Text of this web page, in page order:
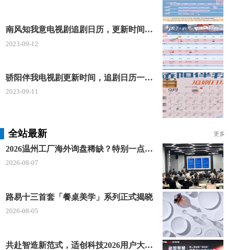
南风知我意电视剧追剧日历，更新时间一览表
2023-09-12
骄阳伴我电视剧更新时间，追剧日历一览表
2023-09-11
全站最新 更多
2026温州工厂海外询盘稀缺？特别一点AI 短视频引流 + 麦穗智能获客谷歌定制独立站双渠道拓客！
2026-08-07
路易十三首套「餐桌美学」系列正式揭晓
2026-08-05
共赴智造新范式，适创科技2026用户大会将于深圳启幕